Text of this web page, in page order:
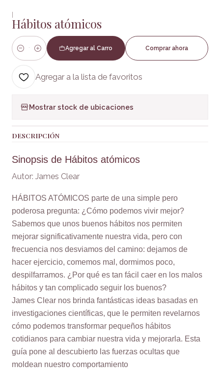
|
Hábitos atómicos
Cantidad
Agregar al Carro Comprar ahora
Agregar a la lista de favoritos
Mostrar stock de ubicaciones
DESCRIPCIÓN
Sinopsis de Hábitos atómicos
Autor: James Clear
HÁBITOS ATÓMICOS parte de una simple pero
poderosa pregunta: ¿Cómo podemos vivir mejor?
Sabemos que unos buenos hábitos nos permiten
mejorar significativamente nuestra vida, pero con
frecuencia nos desviamos del camino: dejamos de
hacer ejercicio, comemos mal, dormimos poco,
despilfarramos. ¿Por qué es tan fácil caer en los malos
hábitos y tan complicado seguir los buenos?
James Clear nos brinda fantásticas ideas basadas en
investigaciones científicas, que le permiten revelarnos
cómo podemos transformar pequeños hábitos
cotidianos para cambiar nuestra vida y mejorarla. Esta
guía pone al descubierto las fuerzas ocultas que
moldean nuestro comportamiento